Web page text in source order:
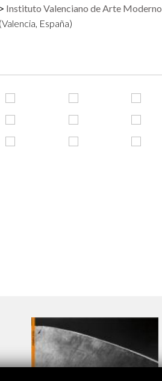
Instituto Valenciano de Arte Moderno
(Valencia, España)